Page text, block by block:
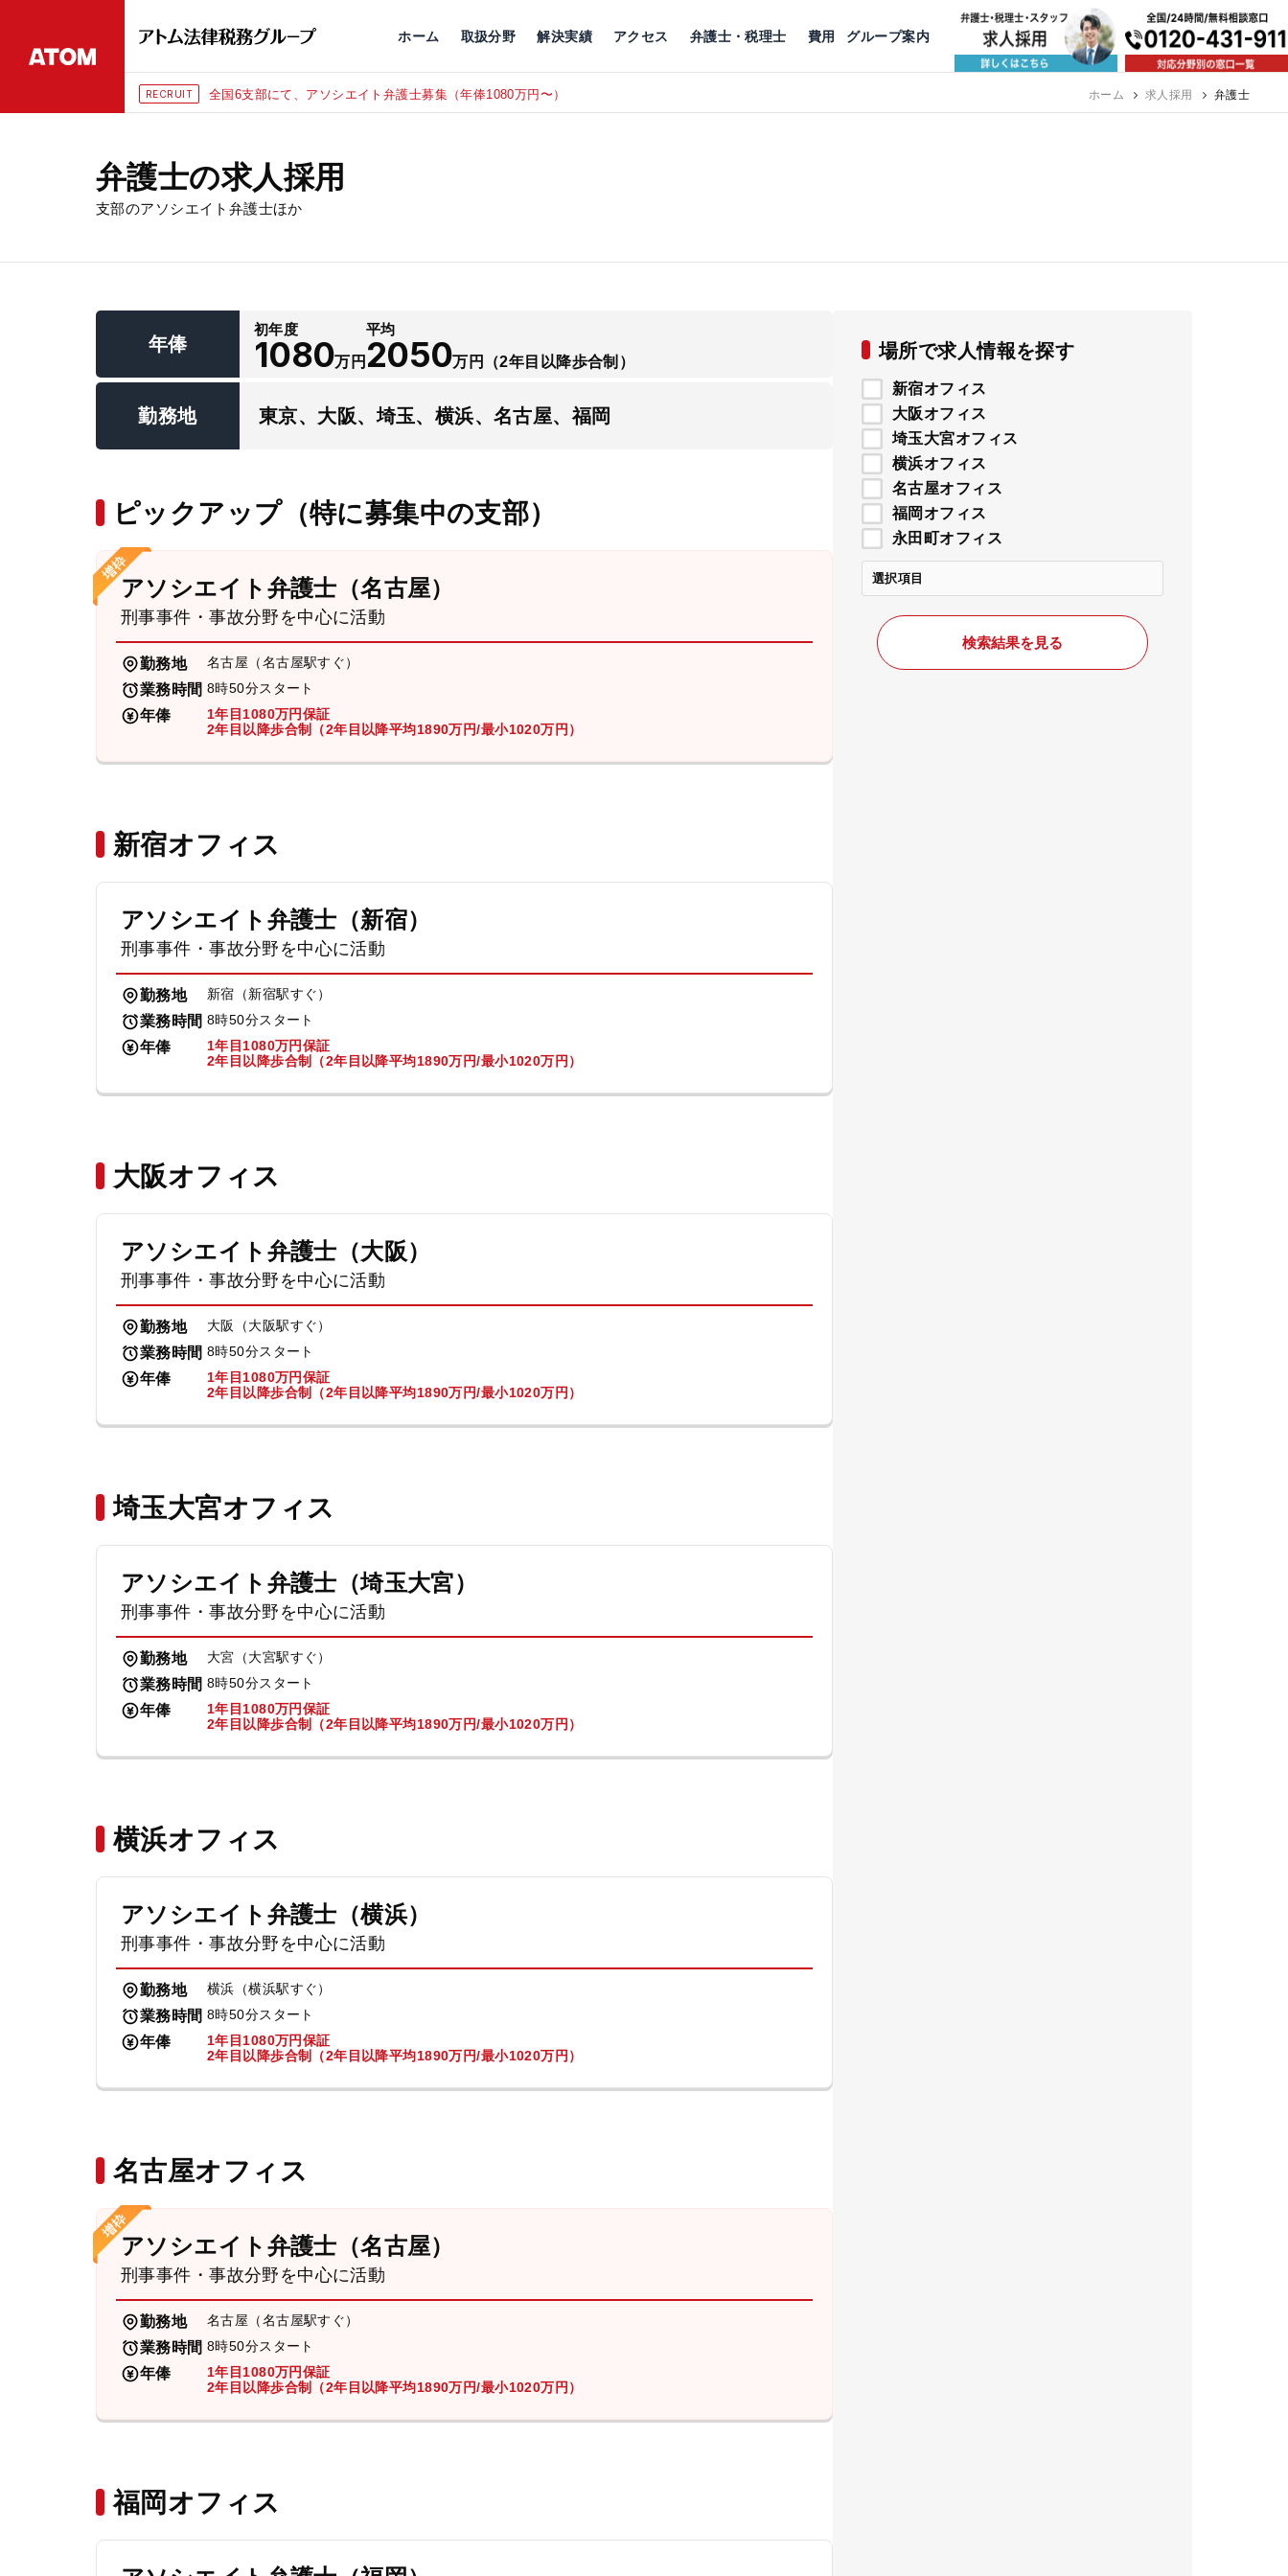
ホーム 取扱分野
公益活動
解決実績 アクセス
京都 神戸 福岡
弁護士・税理士 費用 グループ案内
RECRUIT 全国6支部にて、アソシエイト弁護士募集（年俸1080万円〜）
弁護士の求人採用
支部のアソシエイト弁護士ほか
場所で求人情報を探す
新宿オフィス
大阪オフィス
埼玉大宮オフィス
横浜オフィス
名古屋オフィス
福岡オフィス
永田町オフィス
選択項目
検索結果を見る
年俸
初年度
1080万円
平均
2050万円 （2年目以降歩合制）
勤務地 東京、大阪、埼玉、横浜、名古屋、福岡
ピックアップ（特に募集中の支部）
アソシエイト弁護士（名古屋）
刑事事件・事故分野を中心に活動
勤務地 名古屋（名古屋駅すぐ）
業務時間 8時50分スタート
年俸
1年目1080万円保証
2年目以降歩合制（2年目以降平均1890万円/最小1020万円）
新宿オフィス
アソシエイト弁護士（新宿）
刑事事件・事故分野を中心に活動
勤務地 新宿（新宿駅すぐ）
業務時間 8時50分スタート
年俸
1年目1080万円保証
2年目以降歩合制（2年目以降平均1890万円/最小1020万円）
大阪オフィス
アソシエイト弁護士（大阪）
刑事事件・事故分野を中心に活動
勤務地 大阪（大阪駅すぐ）
業務時間 8時50分スタート
年俸
1年目1080万円保証
2年目以降歩合制（2年目以降平均1890万円/最小1020万円）
埼玉大宮オフィス
アソシエイト弁護士（埼玉大宮）
刑事事件・事故分野を中心に活動
勤務地 大宮（大宮駅すぐ）
業務時間 8時50分スタート
年俸
1年目1080万円保証
2年目以降歩合制（2年目以降平均1890万円/最小1020万円）
横浜オフィス
アソシエイト弁護士（横浜）
刑事事件・事故分野を中心に活動
勤務地 横浜（横浜駅すぐ）
業務時間 8時50分スタート
年俸
1年目1080万円保証
2年目以降歩合制（2年目以降平均1890万円/最小1020万円）
名古屋オフィス
アソシエイト弁護士（名古屋）
刑事事件・事故分野を中心に活動
勤務地 名古屋（名古屋駅すぐ）
業務時間 8時50分スタート
年俸
1年目1080万円保証
2年目以降歩合制（2年目以降平均1890万円/最小1020万円）
福岡オフィス
ホーム 求人採用 弁護士